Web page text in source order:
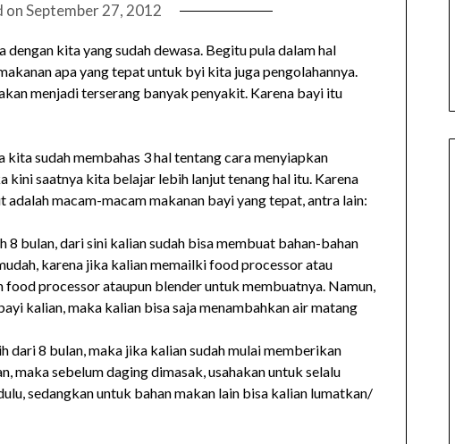
onSeptember 27, 2012
kita yang sudah dewasa. Begitu pula dalam hal
apa yang tepat untuk byi kita juga pengolahannya.
menjadi terserang banyak penyakit. Karena bayi itu
sudah membahas 3 hal tentang cara menyiapkan
kini saatnya kita belajar lebih lanjut tenang hal itu. Karena
macam-macam makanan bayi yang tepat, antra lain:
8 bulan, dari sini kalian sudah bisa membuat bahan-bahan
karena jika kalian memailki food processor atau
food processor ataupun blender untuk membuatnya. Namun,
kalian, maka kalian bisa saja menambahkan air matang
dari 8 bulan, maka jika kalian sudah mulai memberikan
maka sebelum daging dimasak, usahakan untuk selalu
sedangkan untuk bahan makan lain bisa kalian lumatkan/